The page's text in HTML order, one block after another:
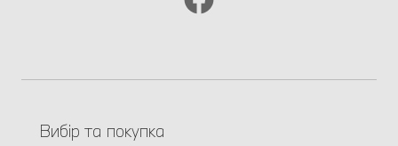
Вибір та покупка